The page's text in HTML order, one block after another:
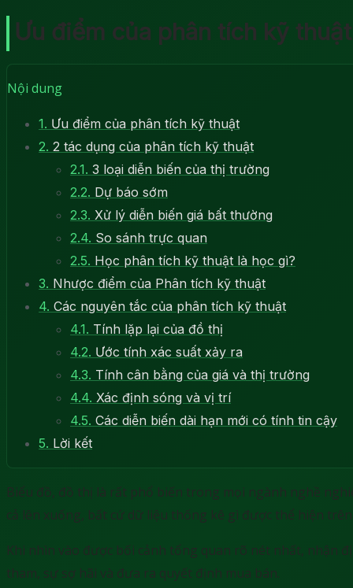
Ưu điểm của phân tích kỹ thuật
Nội dung
1. Ưu điểm của phân tích kỹ thuật
2. 2 tác dụng của phân tích kỹ thuật
2.1. 3 loại diễn biến của thị trường
2.2. Dự báo sớm
2.3. Xử lý diễn biến giá bất thường
2.4. So sánh trực quan
2.5. Học phân tích kỹ thuật là học gì?
3. Nhược điểm của Phân tích kỹ thuật
4. Các nguyên tắc của phân tích kỹ thuật
4.1. Tính lặp lại của đồ thị
4.2. Ước tính xác suất xảy ra
4.3. Tính cân bằng của giá và thị trường
4.4. Xác định sóng và vị trí
4.5. Các diễn biến dài hạn mới có tính tin cậy
5. Lời kết
Biểu đồ, đồ thị là rất phổ biến trong mọi ngành nghề
cả lên xuống, bất cứ dữ liệu thống kê gì được thể hiện
Khi nhìn vào được bối cảnh tổng quan rõ nét nhất, nhận
tham, sự sợ hãi và đưa ra quyết định mua bán.